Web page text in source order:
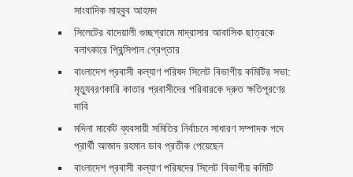
সাংবাদিক মাহবুব আহমদ
সিলেটের বাদেয়ালী গুচ্ছগ্রামে মাদ্রাসার আবাসিক ছাত্রকে
বলাৎকারে প্রিন্সিপাল গ্রেপ্তার ‎
বাংলাদেশ প্রবাসী কল্যাণ পরিষদ সিলেট বিভাগীয় কমিটির সভা:
মৃত্যুবরণকারি কাতার প্রবাসীদের পরিবারকে দ্রুত ক্ষতিপূরণের
দাবি
মদিনা মার্কেট ব্যবসায়ী সমিতির নির্বাচনে সাধারণ সম্পাদক পদে
প্রার্থী আজাদ রহমান ডাব প্রতীক পেয়েছেন ‎
‎বাংলাদেশ প্রবাসী কল্যাণ পরিষদের সিলেট বিভাগীয় কমিটি